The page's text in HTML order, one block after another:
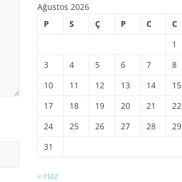
Ağustos 2026
P
S Ç P C C
1
3
4 5 6 7 8
10
11 12 13 14 15
17
18 19 20 21 22
24
25 26 27 28 29
31
« Haz